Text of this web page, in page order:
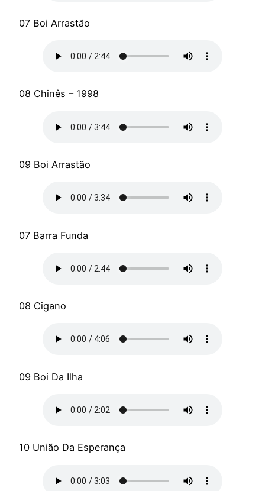
07 Boi Arrastão
08 Chinês – 1998
09 Boi Arrastão
07 Barra Funda
08 Cigano
09 Boi Da Ilha
10 União Da Esperança